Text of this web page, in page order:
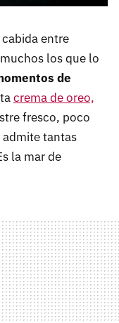
entre
los que lo
de
crema de oreo,
fresco, poco
tantas
la mar de